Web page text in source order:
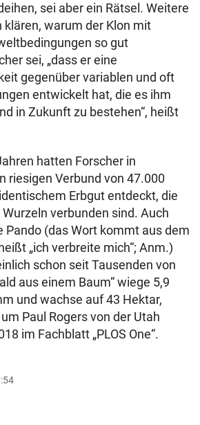
sei aber ein Rätsel. Weitere
klären, warum der Klon mit
so gut
sei, „dass er eine
gegenüber variablen und oft
entwickelt hat, die es ihm
in Zukunft zu bestehen“, heißt
hatten Forscher in
riesigen Verbund von 47.000
Erbgut entdeckt, die
verbunden sind. Auch
Pando (das Wort kommt aus dem
„ich verbreite mich“; Anm.)
schon seit Tausenden von
aus einem Baum“ wiege 5,9
und wachse auf 43 Hektar,
Paul Rogers von der Utah
im Fachblatt „PLOS One“.